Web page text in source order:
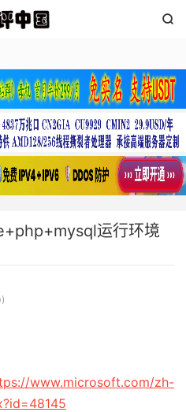

运行环境
)
www.microsoft.com/zh-